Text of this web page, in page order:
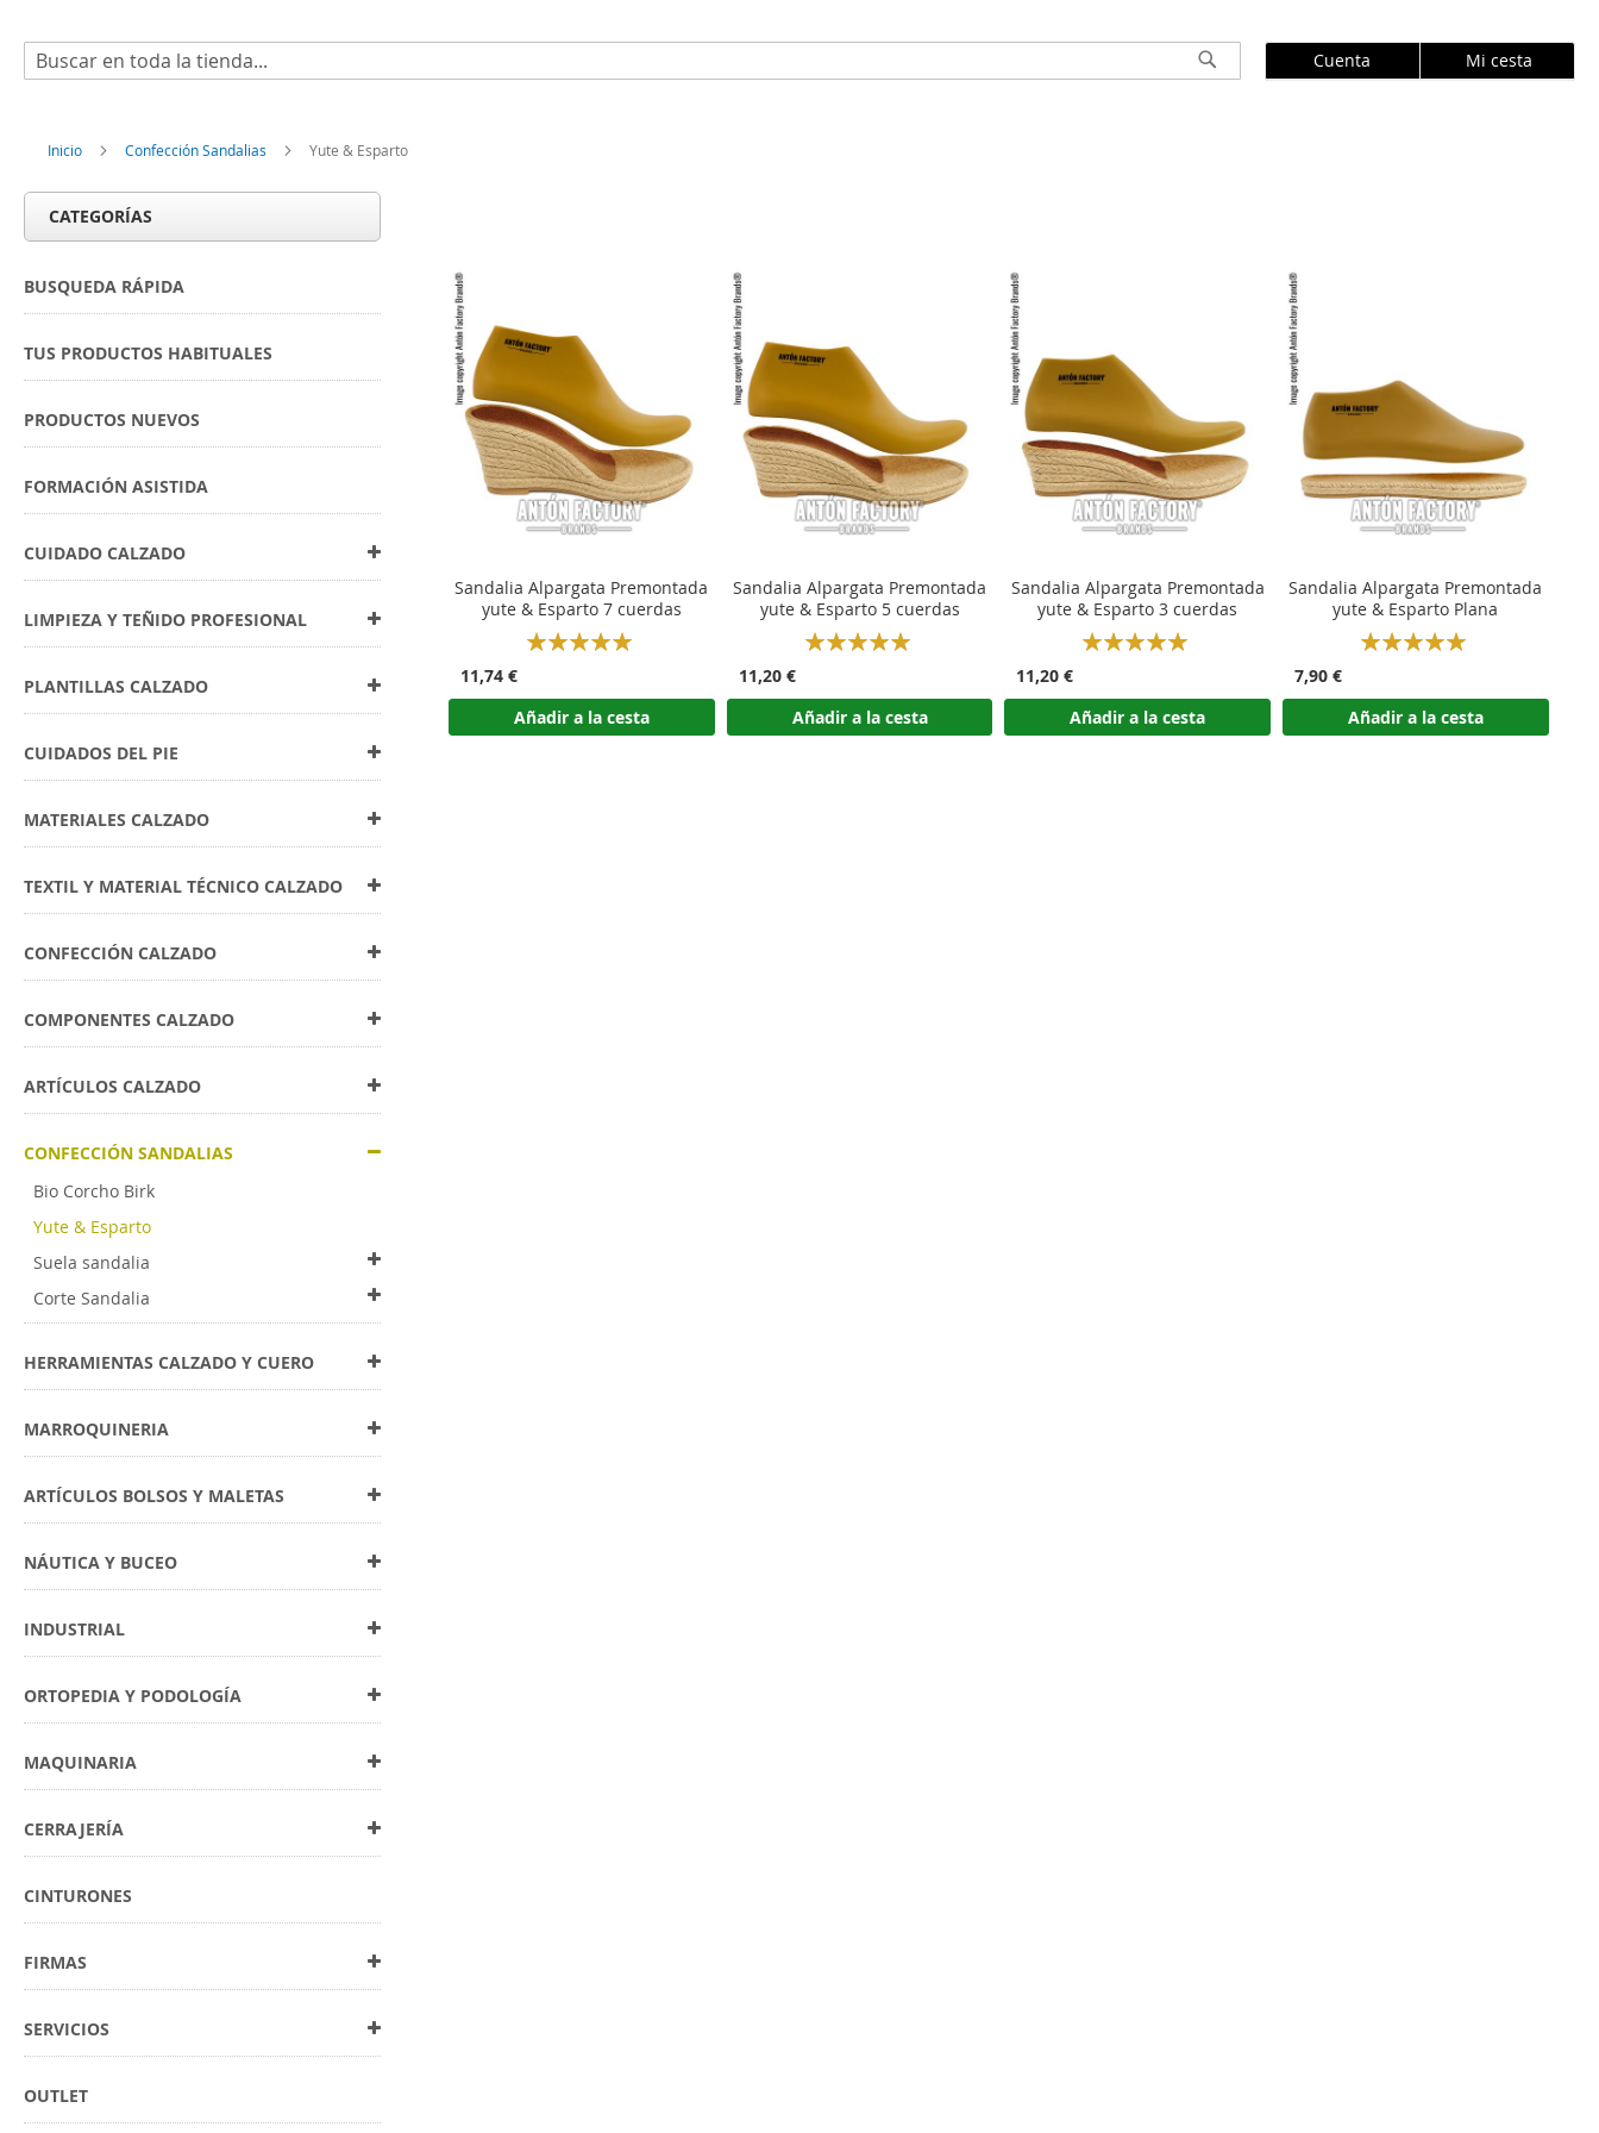
Buscar Buscar
Cuenta Mi cesta
Inicio Confección Sandalias Yute & Esparto
Sandalia Alpargata Premontada
yute & Esparto 7 cuerdas
Rating:
11,74 €
Añadir a la cesta
Sandalia Alpargata Premontada
yute & Esparto 5 cuerdas
Rating:
11,20 €
Añadir a la cesta
Sandalia Alpargata Premontada
yute & Esparto 3 cuerdas
Rating:
11,20 €
Añadir a la cesta
Sandalia Alpargata Premontada
yute & Esparto Plana
Rating:
7,90 €
Añadir a la cesta
CATEGORÍAS
BUSQUEDA RÁPIDA
TUS PRODUCTOS HABITUALES
PRODUCTOS NUEVOS
FORMACIÓN ASISTIDA
CUIDADO CALZADO
LIMPIEZA Y TEÑIDO PROFESIONAL
PLANTILLAS CALZADO
CUIDADOS DEL PIE
MATERIALES CALZADO
TEXTIL Y MATERIAL TÉCNICO CALZADO
CONFECCIÓN CALZADO
COMPONENTES CALZADO
ARTÍCULOS CALZADO
CONFECCIÓN SANDALIAS
Bio Corcho Birk
Yute & Esparto
Suela sandalia
Corte Sandalia
HERRAMIENTAS CALZADO Y CUERO
MARROQUINERIA
ARTÍCULOS BOLSOS Y MALETAS
NÁUTICA Y BUCEO
INDUSTRIAL
ORTOPEDIA Y PODOLOGÍA
MAQUINARIA
CERRAJERÍA
CINTURONES
FIRMAS
SERVICIOS
OUTLET